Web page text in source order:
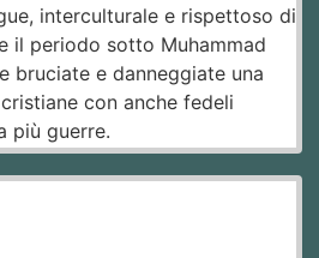
interculturale e rispettoso di
il periodo sotto Muhammad
bruciate e danneggiate una
con anche fedeli
più guerre.